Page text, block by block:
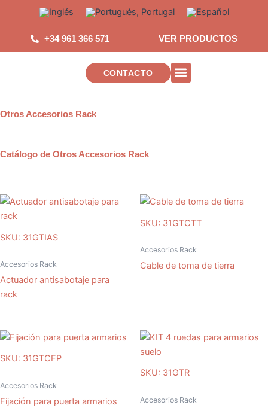
contenido
+34 961 366 571 VER PRODUCTOS
CONTACTO
Otros Accesorios Rack
Catálogo de Otros Accesorios Rack
SKU: 31GTIAS
Accesorios Rack
Actuador antisabotaje para
rack
SKU: 31GTCTT
Accesorios Rack
Cable de toma de tierra
SKU: 31GTCFP
Accesorios Rack
Fijación para puerta armarios
SKU: 31GTR
Accesorios Rack